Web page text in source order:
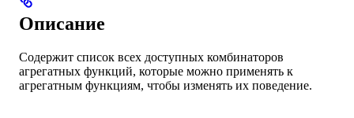
Описание
Содержит список всех доступных комбинаторов
агрегатных функций, которые можно применять к
агрегатным функциям, чтобы изменять их поведение.